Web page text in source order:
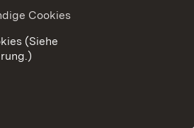
Cookies
(Siehe